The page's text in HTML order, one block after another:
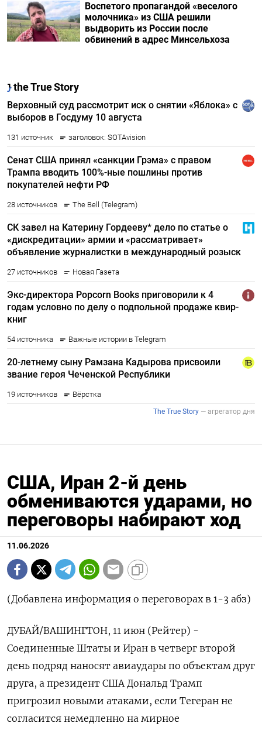
Воспетого пропагандой «веселого
молочника» из США решили
выдворить из России после
обвинений в адрес Минсельхоза
США, Иран 2-й день
обмениваются ударами, но
переговоры набирают ход
11.06.2026
(Добавлена информация о переговорах в 1-3 абз)
ДУБАЙ/ВАШИНГТОН, 11 июн (Рейтер) -
Соединенные Штаты и Иран в четверг второй
день подряд наносят авиаудары по объектам друг
друга, а президент США Дональд Трамп
пригрозил новыми ‌атаками, если Тегеран не
согласится немедленно на мирное